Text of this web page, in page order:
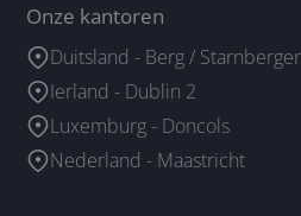
Onze kantoren
Duitsland - Berg /
Ierland - Dublin 2
Luxemburg - Doncols
Nederland - Maastricht